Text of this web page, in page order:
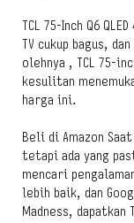
TCL 75-Inch Q6
TV cukup bagus,
olehnya , TCL 75-
kesulitan
harga ini.
Beli di Amazon
tetapi ada yang
mencari
lebih baik, dan
Madness,